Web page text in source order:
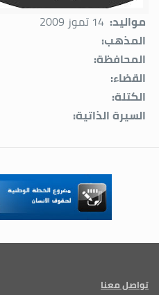
مواليد: 14 تموز 2009
المذهب:
المحافظة:
القضاء:
الكتلة:
السيرة الذاتية:
تواصل معنا